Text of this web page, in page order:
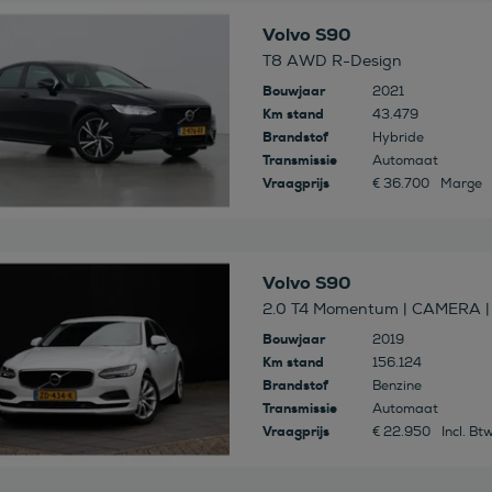
Volvo S90
T8 AWD R-Design
Bouwjaar 2021
Km stand 43.479
Brandstof Hybride
Transmissie Automaat
Vraagprijs € 36.700 Marge
Volvo S90
2.0 T4 Momentum | CAMERA |
Bouwjaar 2019
Km stand 156.124
Brandstof Benzine
Transmissie Automaat
Vraagprijs € 22.950 Incl.